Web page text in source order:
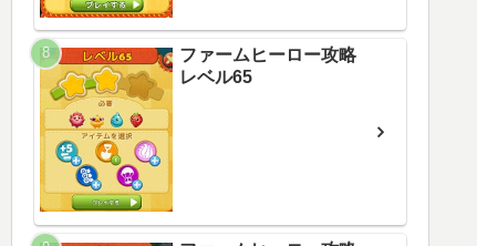
ファームヒーロー攻略
レベル65